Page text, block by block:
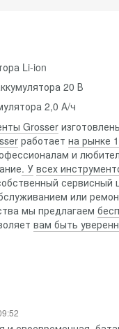
Li-ion
20 В
2,0 А/ч
Grosser
работает на рынке
и
. У всех
сервисный
или
мы предлагаем
вам быть